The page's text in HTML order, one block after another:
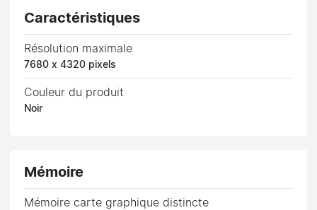
Caractéristiques
Résolution maximale
7680 x 4320 pixels
Couleur du produit
Noir
Mémoire
Mémoire carte graphique distincte